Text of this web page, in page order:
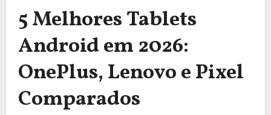
5 Melhores Tablets
Android em 2026:
OnePlus, Lenovo e Pixel
Comparados